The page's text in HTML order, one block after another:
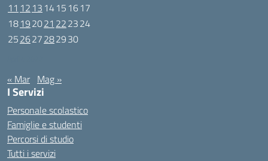
11 12 13 1415 1617
18192021 222324
252627282930
« Mar Mag »
I Servizi
Personale scolastico
Famiglie e studenti
Percorsi di studio
Tutti i servizi